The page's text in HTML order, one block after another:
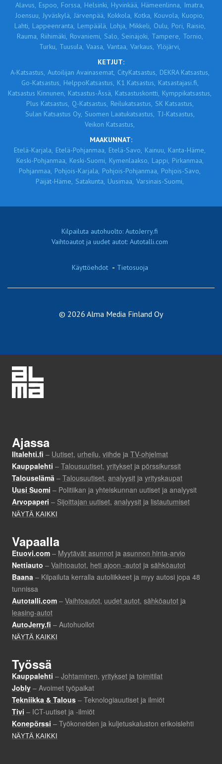
Alavus, Espoo, Forssa, Helsinki, Hyvinkää, Hämeenlinna, Imatra,
Joensuu, Jyväskylä, Järvenpää, Kokkola, Kotka, Kouvola, Kuopio,
Lahti, Lappeenranta, Lempäälä, Lohja, Mikkeli, Oulu, Pori, Raisio,
Rauma, Riihimäki, Rovaniemi, Salo, Seinäjoki, Tampere, Tornio,
Turku, Tuusula, Vaasa, Vantaa, Varkaus, Ylöjärvi,
KETJUT:
A-Katsastus, Autoilijan Avainasemat, CityKatsastus, DEKRA Katsastus,
Go-Katsastus, HelppoKatsastus, K1 Katsastus, Katsastajasi.fi,
Katsastus Kinnunen, Katsastus-Ässä, Katsastuskontti, Kymppikatsastus,
Plus Katsastus, Q-Katsastus, Reilukatsastus, SK Katsastus,
Sulan Katsastus Oy, Suomen Laatukatsastus, TJ-Katsastus,
Veikon Katsastus,
MAAKUNNAT:
Etelä-Karjala, Etelä-Pohjanmaa, Etelä-Savo, Kainuu, Kanta-Häme,
Keski-Pohjanmaa, Keski-Suomi, Kymenlaakso, Lappi, Pirkanmaa,
Pohjanmaa, Pohjois-Karjala, Pohjois-Pohjanmaa, Pohjois-Savo,
Päijät-Häme, Satakunta, Uusimaa, Varsinais-Suomi,
Kilpailuta autohuolto: AutoJerry.fi
Vaihtoautot ja uudet autot: Autotalli.com
Käyttöehdot - Tietosuoja
© 2026 Alma Media Finland Oy